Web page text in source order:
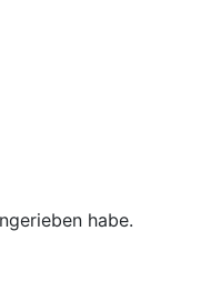
habe.